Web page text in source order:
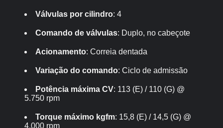
Válvulas por cilindro: 4
Comando de válvulas: Duplo, no cabeçote
Acionamento: Correia dentada
Variação do comando: Ciclo de admissão
Potência máxima CV: 113 (E) / 110 (G) @
5.750 rpm
Torque máximo kgfm: 15,8 (E) / 14,5 (G) @
4.000 rpm